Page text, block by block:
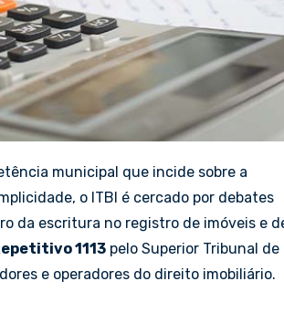
municipal que incide sobre a
o ITBI é cercado por debates
da escritura no registro de imóveis e
1113 pelo Superior Tribunal de
e operadores do direito imobiliário.